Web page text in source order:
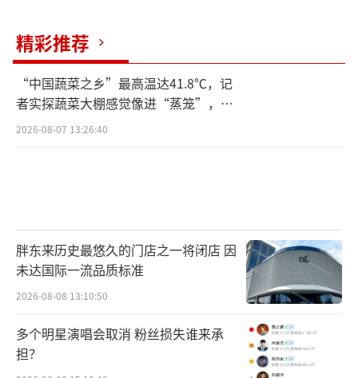
精彩推荐
“中国蔬菜之乡”最高温达41.8℃，记
者实探蔬菜大棚感觉像进“蒸笼”，有
村民称只能凌晨两点起来干活
2026-08-07 13:26:40
胖东来历史最悠久的门店之一将闭店 因
未达国际一流品质标准
2026-08-08 13:10:50
多个明星演唱会取消 粉丝损失谁来承
担？